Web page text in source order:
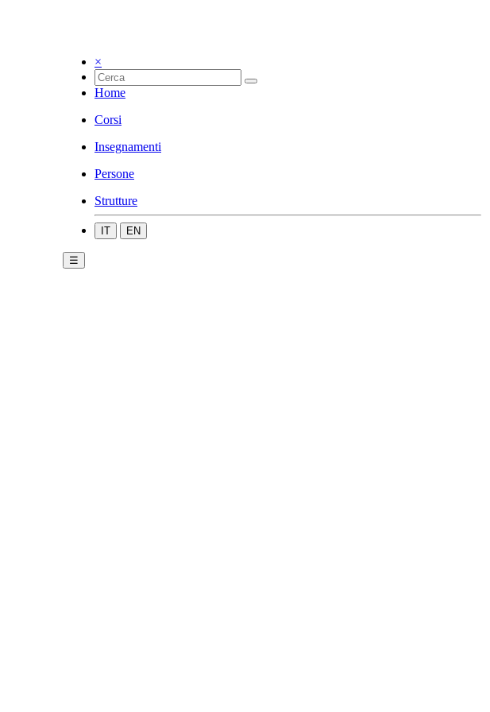
×
Home
Corsi
Insegnamenti
Persone
Strutture
IT EN
☰